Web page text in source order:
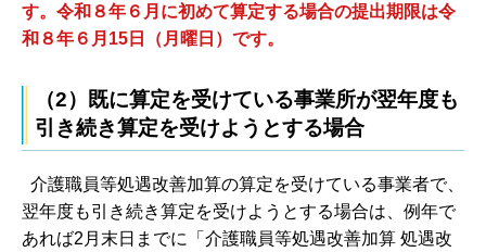
す。令和８年６月に初めて算定する場合の提出期限は令
和８年６月15日（月曜日）です。
（2）既に算定を受けている事業所が翌年度も
引き続き算定を受けようとする場合
介護職員等処遇改善加算の算定を受けている事業者で、
翌年度も引き続き算定を受けようとする場合は、例年で
あれば2月末日までに「介護職員等処遇改善加算 処遇改